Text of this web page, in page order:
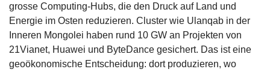
grosse Computing-Hubs, die den Druck auf Land und
Energie im Osten reduzieren. Cluster wie Ulanqab in der
Inneren Mongolei haben rund 10 GW an Projekten von
21Vianet, Huawei und ByteDance gesichert. Das ist eine
geoökonomische Entscheidung: dort produzieren, wo